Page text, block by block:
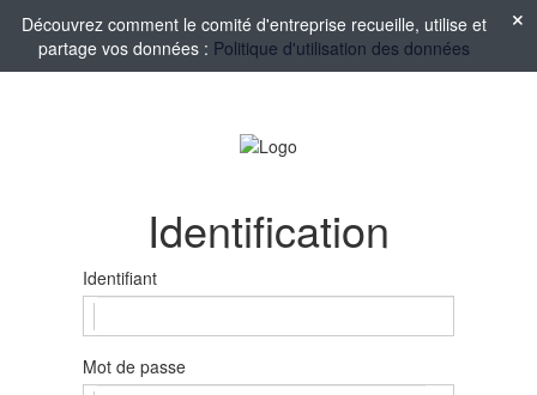
Découvrez comment le comité d'entreprise recueille, utilise et
partage vos données : Politique d'utilisation des données
Identification
Identifiant
Mot de passe